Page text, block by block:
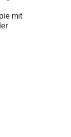
mit